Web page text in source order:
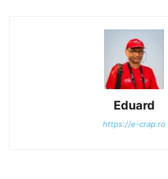
Eduard
https://e-crap.ro